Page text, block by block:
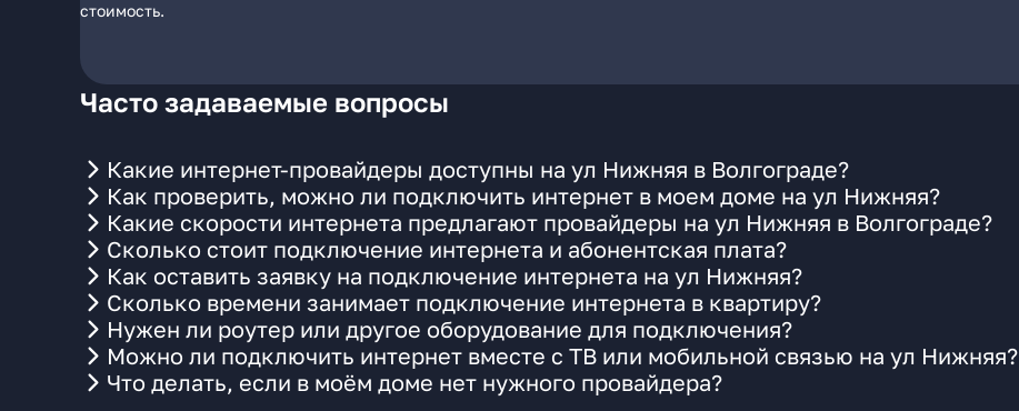
стоимость.
Часто задаваемые вопросы
Какие интернет-провайдеры доступны на ул Нижняя в Волгограде?
Как проверить, можно ли подключить интернет в моем доме на ул Нижняя?
Какие скорости интернета предлагают провайдеры на ул Нижняя в Волгограде?
Сколько стоит подключение интернета и абонентская плата?
Как оставить заявку на подключение интернета на ул Нижняя?
Сколько времени занимает подключение интернета в квартиру?
Нужен ли роутер или другое оборудование для подключения?
Можно ли подключить интернет вместе с ТВ или мобильной связью на ул Нижняя?
Что делать, если в моём доме нет нужного провайдера?